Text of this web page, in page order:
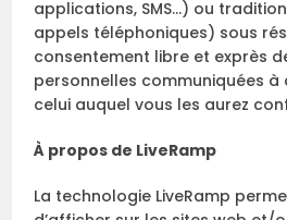
applications, SMS…) ou
appels téléphoniques) sous
consentement libre et exprès
personnelles communiquées
celui auquel vous les aurez
À propos de LiveRamp
La technologie LiveRamp